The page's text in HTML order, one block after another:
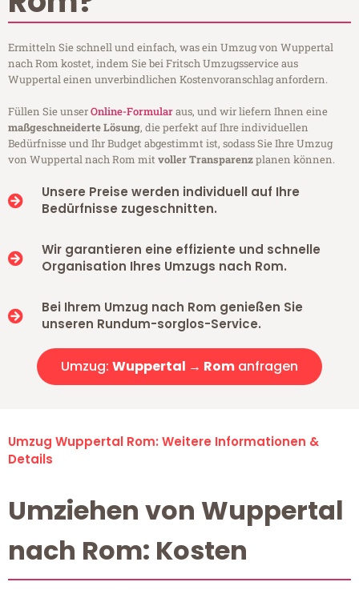
Ermitteln Sie schnell und einfach, was ein Umzug von Wuppertal
nach Rom kostet, indem Sie bei Fritsch Umzugsservice aus
Wuppertal einen unverbindlichen Kostenvoranschlag anfordern.
Füllen Sie unserOnline-Formularaus, und wir liefern Ihnen eine
maßgeschneiderte Lösung, die perfekt auf Ihre individuellen
Bedürfnisse und Ihr Budget abgestimmt ist, sodass Sie Ihre Umzug
von Wuppertal nach Rom mitvoller Transparenzplanen können.
Unsere Preise werden individuell auf Ihre
Bedürfnisse zugeschnitten.
Wir garantieren eine effiziente und schnelle
Organisation Ihres Umzugs nach Rom.
Bei Ihrem Umzug nach Rom genießen Sie
unseren Rundum-sorglos-Service.
Umzug: Wuppertal → Rom anfragen
Umzug Wuppertal Rom: Weitere Informationen &
Details
Umziehen von Wuppertal
nach Rom: Kosten